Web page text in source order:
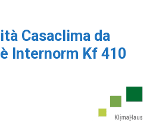
Casaclima da
Internorm Kf 410